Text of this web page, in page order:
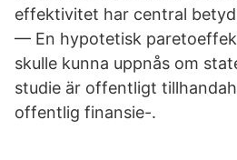
effektivitet har central
— En hypotetisk
skulle kunna uppnås om
studie är offentligt
offentlig finansie-.